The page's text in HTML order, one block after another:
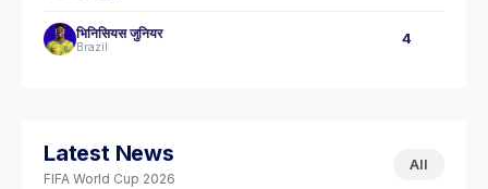
भिनिसियस जुनियर
Brazil 4
Latest News
FIFA World Cup 2026
All